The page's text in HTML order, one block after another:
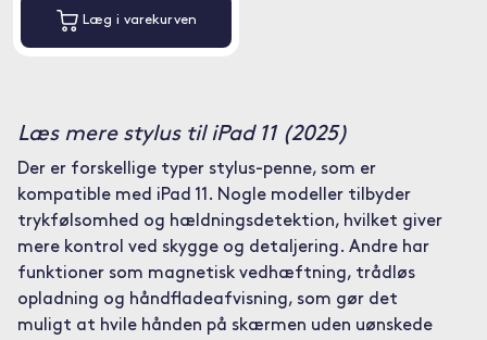
Læg i varekurven
Læs mere stylus til iPad 11 (2025)
Der er forskellige typer stylus-penne, som er
kompatible med iPad 11. Nogle modeller tilbyder
trykfølsomhed og hældningsdetektion, hvilket giver
mere kontrol ved skygge og detaljering. Andre har
funktioner som magnetisk vedhæftning, trådløs
opladning og håndfladeafvisning, som gør det
muligt at hvile hånden på skærmen uden uønskede